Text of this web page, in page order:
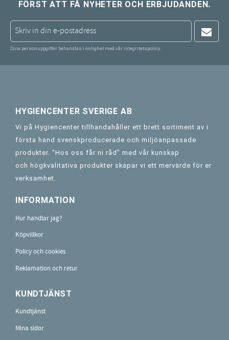
FÖRST ATT FÅ NYHETER OCH ERBJUDANDEN.
Dina personuppgifter behandlas i enlighet med vår integritetspolicy.
HYGIENCENTER SVERIGE AB
Vi på Hygiencenter tillhandahåller ett brett sortiment av i
första hand svenskproducerade och miljöanpassade
produkter. "Hos oss får ni råd" med vår kunskap
och högkvalitativa produkter skapar vi ett mervärde för er
verksamhet.
INFORMATION
Hur handlar jag?
Köpvillkor
Policy och cookies
Reklamation och retur
KUNDTJÄNST
Kundtjänst
Mina sidor